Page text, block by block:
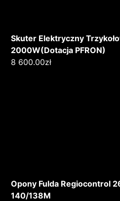
Skuter Elektryczny
2000W(Dotacja PFRON)
8 600.00zł
Opony Fulda Regiocontrol
140/138M